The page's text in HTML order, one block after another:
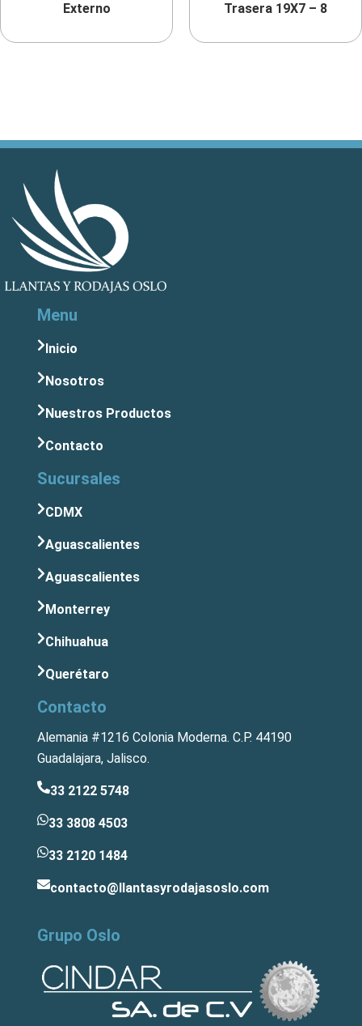
Externo
Trasera 19X7 – 8
Menu
Inicio
Nosotros
Nuestros Productos
Contacto
Sucursales
CDMX
Aguascalientes
Aguascalientes
Monterrey
Chihuahua
Querétaro
Contacto
Alemania #1216 Colonia Moderna. C.P. 44190
Guadalajara, Jalisco.
33 2122 5748
33 3808 4503
33 2120 1484
contacto@llantasyrodajasoslo.com
Grupo Oslo